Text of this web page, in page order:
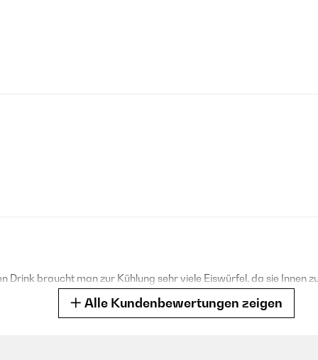
Drink braucht man zur Kühlung sehr viele Eiswürfel, da sie Innen
Alle Kundenbewertungen zeigen